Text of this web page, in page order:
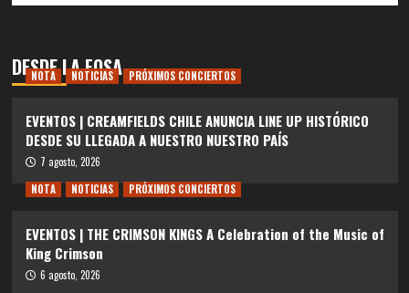
DESDE LA FOSA
NOTA NOTICIAS PRÓXIMOS CONCIERTOS
EVENTOS | CREAMFIELDS CHILE ANUNCIA LINE UP HISTÓRICO
DESDE SU LLEGADA A NUESTRO NUESTRO PAÍS
7 agosto, 2026
NOTA
NOTICIAS PRÓXIMOS CONCIERTOS
EVENTOS | THE CRIMSON KINGS A Celebration of the Music of
King Crimson
6 agosto, 2026